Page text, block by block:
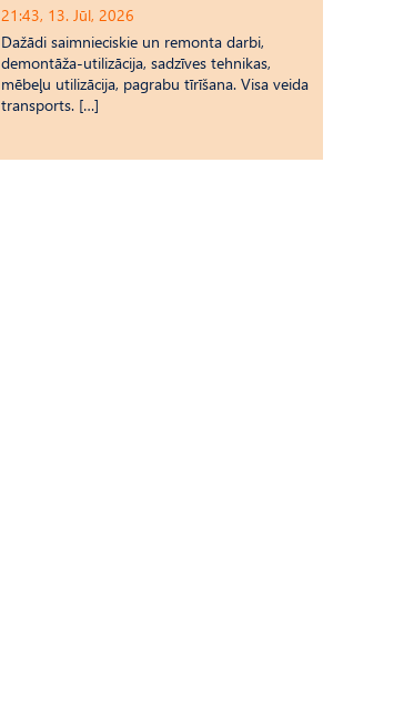
21:43, 13. Jūl, 2026
Dažādi saimnieciskie un remonta darbi,
demontāža-utilizācija, sadzīves tehnikas,
mēbeļu utilizācija, pagrabu tīrīšana. Visa veida
transports. […]